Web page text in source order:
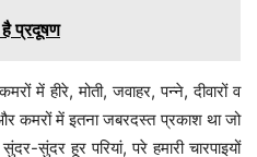
प्रदूषण
में हीरे, मोती, जवाहर, पन्ने, दीवारों व
कमरों में इतना जबरदस्त प्रकाश था जो
सुंदर हूर परियां, परे हमारी चारपाइयों